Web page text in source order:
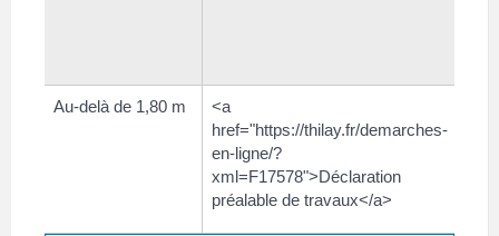
Au-delà de 1,80 m
<a
href="https://thilay.fr/demarches-
en-ligne/?
xml=F17578">Déclaration
préalable de travaux</a>